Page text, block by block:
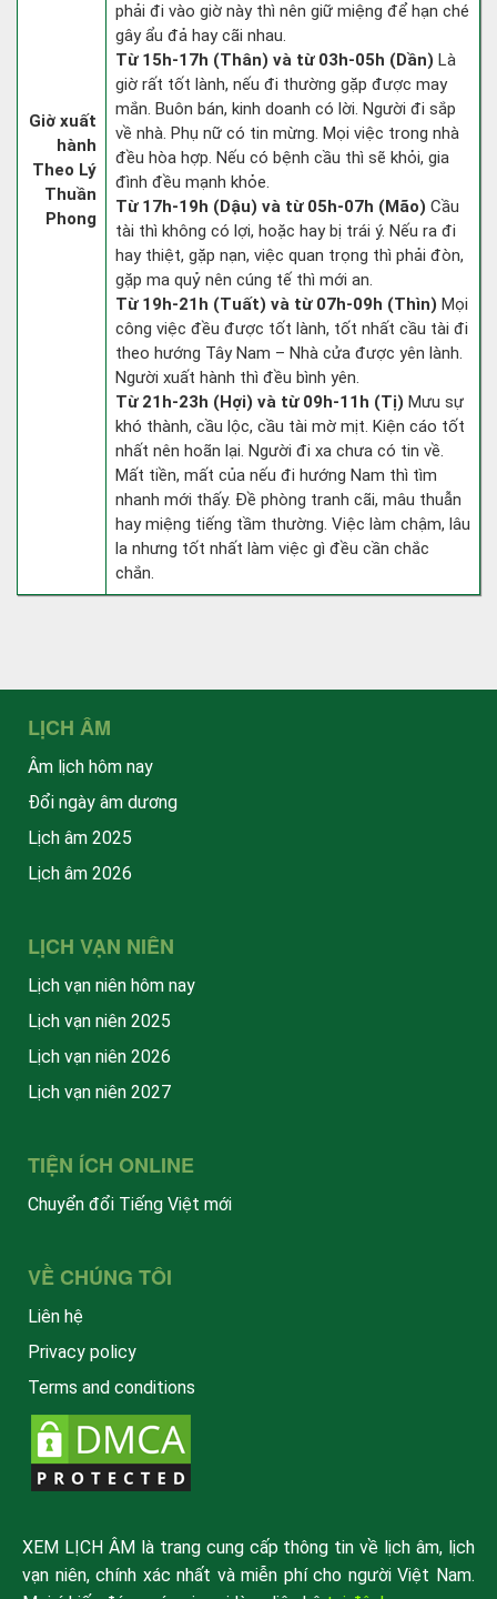
Giờ xuất
hành
Theo Lý
Thuần
Phong
phải đi vào giờ này thì nên giữ miệng để hạn ché
gây ẩu đả hay cãi nhau.
Từ 15h-17h (Thân) và từ 03h-05h (Dần) Là
giờ rất tốt lành, nếu đi thường gặp được may
mắn. Buôn bán, kinh doanh có lời. Người đi sắp
về nhà. Phụ nữ có tin mừng. Mọi việc trong nhà
đều hòa hợp. Nếu có bệnh cầu thì sẽ khỏi, gia
đình đều mạnh khỏe.
Từ 17h-19h (Dậu) và từ 05h-07h (Mão) Cầu
tài thì không có lợi, hoặc hay bị trái ý. Nếu ra đi
hay thiệt, gặp nạn, việc quan trọng thì phải đòn,
gặp ma quỷ nên cúng tế thì mới an.
Từ 19h-21h (Tuất) và từ 07h-09h (Thìn) Mọi
công việc đều được tốt lành, tốt nhất cầu tài đi
theo hướng Tây Nam – Nhà cửa được yên lành.
Người xuất hành thì đều bình yên.
Từ 21h-23h (Hợi) và từ 09h-11h (Tị) Mưu sự
khó thành, cầu lộc, cầu tài mờ mịt. Kiện cáo tốt
nhất nên hoãn lại. Người đi xa chưa có tin về.
Mất tiền, mất của nếu đi hướng Nam thì tìm
nhanh mới thấy. Đề phòng tranh cãi, mâu thuẫn
hay miệng tiếng tầm thường. Việc làm chậm, lâu
la nhưng tốt nhất làm việc gì đều cần chắc
chắn.
LỊCH ÂM
Âm lịch hôm nay
Đổi ngày âm dương
Lịch âm 2025
Lịch âm 2026
LỊCH VẠN NIÊN
Lịch vạn niên hôm nay
Lịch vạn niên 2025
Lịch vạn niên 2026
Lịch vạn niên 2027
TIỆN ÍCH ONLINE
Chuyển đổi Tiếng Việt mới
VỀ CHÚNG TÔI
Liên hệ
Privacy policy
Terms and conditions
XEM LỊCH ÂM là trang cung cấp thông tin về lịch âm, lịch
vạn niên, chính xác nhất và miễn phí cho người Việt Nam.